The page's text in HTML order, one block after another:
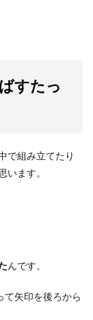
すたっ
で組み立てたり
います。
んです。
て矢印を後ろから